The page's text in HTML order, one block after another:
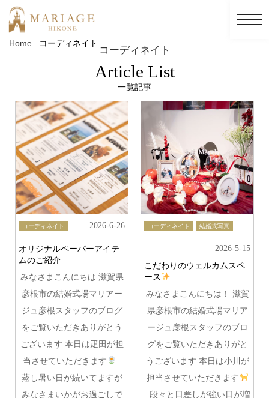
コーディネイト
Home コーディネイト
Article List
一覧記事
コーディネイト 2026-6-26
オリジナルペーパーアイテ
ムのご紹介
みなさまこんにちは 滋賀県
彦根市の結婚式場マリアー
ジュ彦根スタッフのブログ
をご覧いただきありがとう
ございます 本日は疋田が担
当させていただきます
蒸し暑い日が続いてますが
みなさまいかがお過ごしで
コーディネイト 結婚式写真
2026-5-15
こだわりのウェルカムスペ
ース
みなさまこんにちは！ 滋賀
県彦根市の結婚式場マリア
ージュ彦根スタッフのブロ
グをご覧いただきありがと
うございます 本日は小川が
担当させていただきます
段々と日差しが強い日が増